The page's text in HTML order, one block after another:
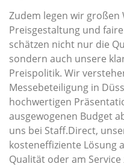
Zudem legen wir
Preisgestaltung und
schätzen nicht nur die
sondern auch unsere
Preispolitik. Wir
Messebeteiligung in
hochwertigen
ausgewogenen Budget
uns bei Staff.Direct,
kosteneffiziente Lösung
Qualität oder am Service